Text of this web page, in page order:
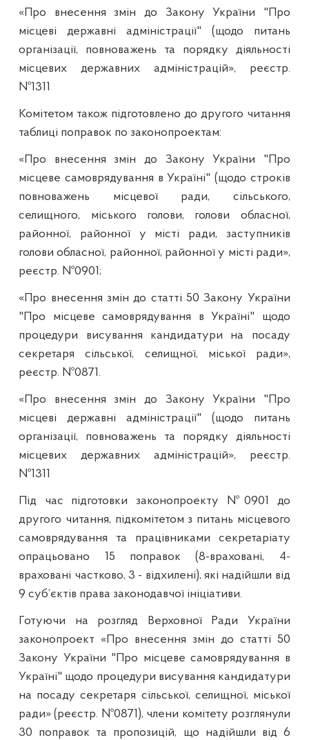
«Про внесення змін до Закону України "Про
місцеві державні адміністрації" (щодо питань
організації, повноважень та порядку діяльності
місцевих державних адміністрацій», реєстр.
№1311
Комітетом також підготовлено до другого читання
таблиці поправок по законопроектам:
«Про внесення змін до Закону України "Про
місцеве самоврядування в Україні" (щодо строків
повноважень місцевої ради, сільського,
селищного, міського голови, голови обласної,
районної, районної у місті ради, заступників
голови обласної, районної, районної у місті ради»,
реєстр. №0901;
«Про внесення змін до статті 50 Закону України
"Про місцеве самоврядування в Україні" щодо
процедури висування кандидатури на посаду
секретаря сільської, селищної, міської ради»,
реєстр. №0871.
«Про внесення змін до Закону України "Про
місцеві державні адміністрації" (щодо питань
організації, повноважень та порядку діяльності
місцевих державних адміністрацій», реєстр.
№1311
Під час підготовки законопроекту №0901 до
другого читання, підкомітетом з питань місцевого
самоврядування та працівниками секретаріату
опрацьовано 15 поправок (8-враховані, 4-
враховані частково, 3 - відхилені), які надійшли від
9 суб’єктів права законодавчої ініціативи.
Готуючи на розгляд Верховної Ради України
законопроект «Про внесення змін до статті 50
Закону України "Про місцеве самоврядування в
Україні" щодо процедури висування кандидатури
на посаду секретаря сільської, селищної, міської
ради» (реєстр. №0871), члени комітету розглянули
30 поправок та пропозицій, що надійшли від 6